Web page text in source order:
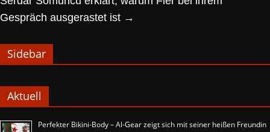
Gespräch ausgerastet ist →
Sidebar
Aktuell
Perfekter Bikini-Body – Al-Gear zeigt sich mit seiner heißen Freundin